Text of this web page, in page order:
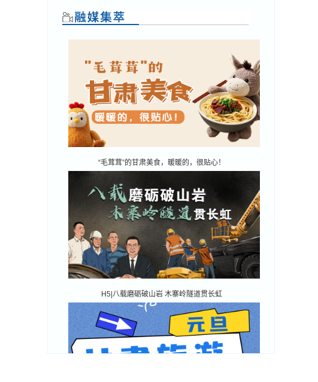
“毛茸茸”的甘肃美食，暖暖的，很贴心！
H5|八载磨砺破山岩 木寨岭隧道贯长虹